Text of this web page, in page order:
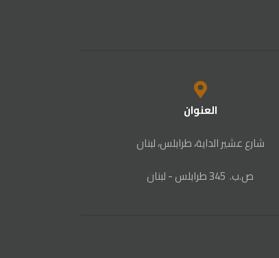
العنوان
شارع عشير الداية، طرابلس، لبنان
ص‭.‬ب. ‬345‭ ‬ طرابلس‭ - ‬لبنان